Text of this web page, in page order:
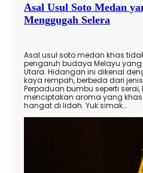
Asal Usul Soto Medan
Menggugah Selera
Asal usul soto medan khas
pengaruh budaya Melayu
Utara. Hidangan ini dikenal
kaya rempah, berbeda dari
Perpaduan bumbu seperti
menciptakan aroma yang
hangat di lidah. Yuk simak…